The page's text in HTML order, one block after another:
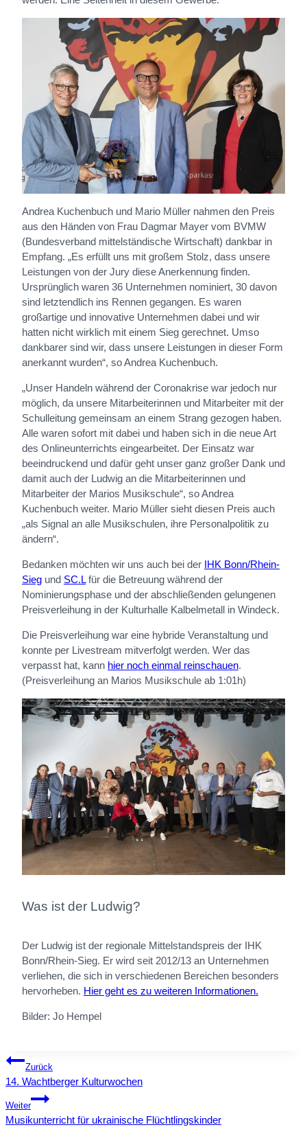
Andrea Kuchenbuch und Mario Müller nahmen den Preis
aus den Händen von Frau Dagmar Mayer vom BVMW
(Bundesverband mittelständische Wirtschaft) dankbar in
Empfang. „Es erfüllt uns mit großem Stolz, dass unsere
Leistungen von der Jury diese Anerkennung finden.
Ursprünglich waren 36 Unternehmen nominiert, 30 davon
sind letztendlich ins Rennen gegangen. Es waren
großartige und innovative Unternehmen dabei und wir
hatten nicht wirklich mit einem Sieg gerechnet. Umso
dankbarer sind wir, dass unsere Leistungen in dieser Form
anerkannt wurden“, so Andrea Kuchenbuch.
„Unser Handeln während der Coronakrise war jedoch nur
möglich, da unsere Mitarbeiterinnen und Mitarbeiter mit der
Schulleitung gemeinsam an einem Strang gezogen haben.
Alle waren sofort mit dabei und haben sich in die neue Art
des Onlineunterrichts eingearbeitet. Der Einsatz war
beeindruckend und dafür geht unser ganz großer Dank und
damit auch der Ludwig an die Mitarbeiterinnen und
Mitarbeiter der Marios Musikschule“, so Andrea
Kuchenbuch weiter. Mario Müller sieht diesen Preis auch
„als Signal an alle Musikschulen, ihre Personalpolitik zu
ändern“.
Bedanken möchten wir uns auch bei der IHK Bonn/Rhein-
Sieg und SC.Lfür die Betreuung während der
Nominierungsphase und der abschließenden gelungenen
Preisverleihung in der Kulturhalle Kalbelmetall in Windeck.
Die Preisverleihung war eine hybride Veranstaltung und
konnte per Livestream mitverfolgt werden. Wer das
verpasst hat, kann hier noch einmal reinschauen.
(Preisverleihung an Marios Musikschule ab 1:01h)
Was ist der Ludwig?
Der Ludwig ist der regionale Mittelstandspreis der IHK
Bonn/Rhein-Sieg. Er wird seit 2012/13 an Unternehmen
verliehen, die sich in verschiedenen Bereichen besonders
hervorheben. Hier geht es zu weiteren Informationen.
Bilder: Jo Hempel
Beitragsnavigation
Zurück
14. Wachtberger Kulturwochen
Weiter
Musikunterricht für ukrainische Flüchtlingskinder